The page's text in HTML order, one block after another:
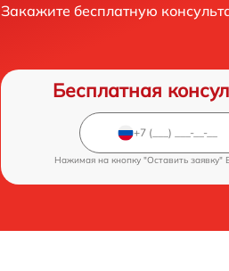
Закажите бесплатную
Бесплатная
Нажимая на кнопку "Оставить заявку"